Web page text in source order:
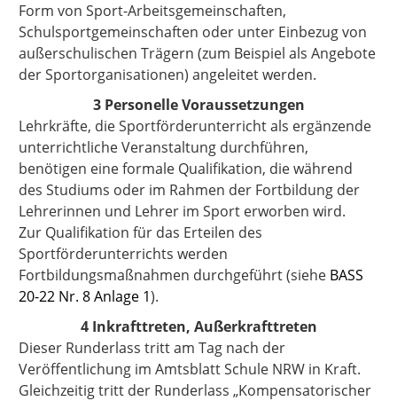
Form von Sport-Arbeitsgemeinschaften,
Schulsportgemeinschaften oder unter Einbezug von
außerschulischen Trägern (zum Beispiel als Angebote
der Sportorganisationen) angeleitet werden.
3 Personelle Voraussetzungen
Lehrkräfte, die Sportförderunterricht als ergänzende
unterrichtliche Veranstaltung durchführen,
benötigen eine formale Qualifikation, die während
des Studiums oder im Rahmen der Fortbildung der
Lehrerinnen und Lehrer im Sport erworben wird.
Zur Qualifikation für das Erteilen des
Sportförderunterrichts werden
Fortbildungsmaßnahmen durchgeführt (siehe BASS
20-22 Nr. 8 Anlage 1).
4 Inkrafttreten, Außerkrafttreten
Dieser Runderlass tritt am Tag nach der
Veröffentlichung im Amtsblatt Schule NRW in Kraft.
Gleichzeitig tritt der Runderlass „Kompensatorischer